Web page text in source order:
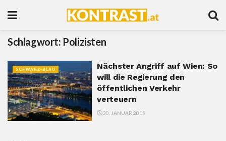
Schlagwort: Polizisten
SCHWARZ-BLAU
Nächster Angriff auf Wien: So
will die Regierung den
öffentlichen Verkehr
verteuern
30. JANUAR 2019